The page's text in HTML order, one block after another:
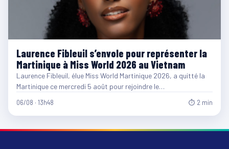
Laurence Fibleuil s’envole pour représenter la
Martinique à Miss World 2026 au Vietnam
Laurence Fibleuil, élue Miss World Martinique 2026, a quitté la
Martinique ce mercredi 5 août pour rejoindre le…
06/08 · 13h48 ⏱ 2 min